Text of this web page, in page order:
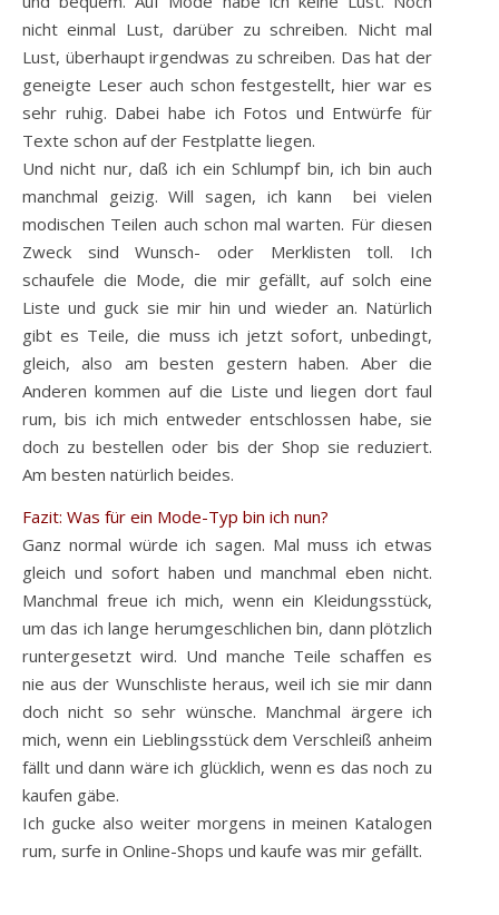
nicht einmal Lust, darüber zu schreiben. Nicht mal
Lust, überhaupt irgendwas zu schreiben. Das hat der
geneigte Leser auch schon festgestellt, hier war es
sehr ruhig. Dabei habe ich Fotos und Entwürfe für
Texte schon auf der Festplatte liegen.
Und nicht nur, daß ich ein Schlumpf bin, ich bin auch
manchmal geizig. Will sagen, ich kann bei vielen
modischen Teilen auch schon mal warten. Für diesen
Zweck sind Wunsch- oder Merklisten toll. Ich
schaufele die Mode, die mir gefällt, auf solch eine
Liste und guck sie mir hin und wieder an. Natürlich
gibt es Teile, die muss ich jetzt sofort, unbedingt,
gleich, also am besten gestern haben. Aber die
Anderen kommen auf die Liste und liegen dort faul
rum, bis ich mich entweder entschlossen habe, sie
doch zu bestellen oder bis der Shop sie reduziert.
Am besten natürlich beides.
Fazit: Was für ein Mode-Typ bin ich nun?
Ganz normal würde ich sagen. Mal muss ich etwas
gleich und sofort haben und manchmal eben nicht.
Manchmal freue ich mich, wenn ein Kleidungsstück,
um das ich lange herumgeschlichen bin, dann plötzlich
runtergesetzt wird. Und manche Teile schaffen es
nie aus der Wunschliste heraus, weil ich sie mir dann
doch nicht so sehr wünsche. Manchmal ärgere ich
mich, wenn ein Lieblingsstück dem Verschleiß anheim
fällt und dann wäre ich glücklich, wenn es das noch zu
kaufen gäbe.
Ich gucke also weiter morgens in meinen Katalogen
rum, surfe in Online-Shops und kaufe was mir gefällt.